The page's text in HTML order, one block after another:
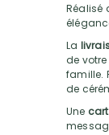
Réalisé
La
de
famille.
de
Une